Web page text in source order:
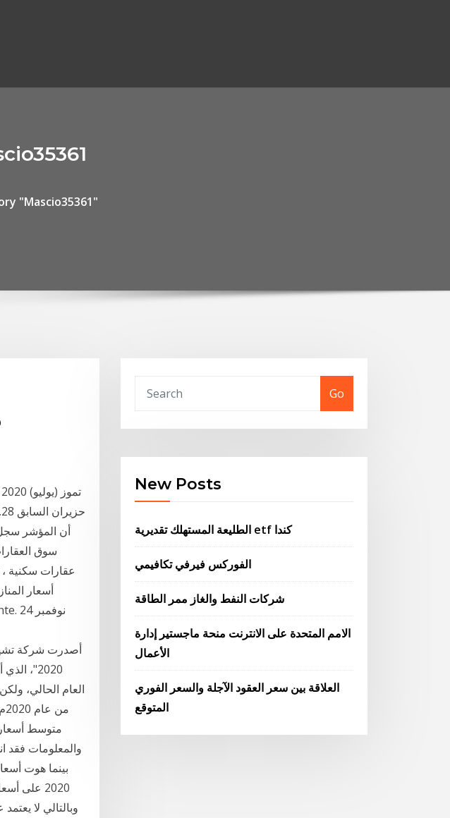
"Mascio35361"
سوق
أسعار
أصدرت شركة
2020"،
متوسط
2020
وبالتالي لا
Go
New Posts
الطليعة المستهلك تقديرية etf كندا
الفوركس فيرفي تكافيمي
شركات النفط والغاز ممر الطاقة
الامم المتحدة على الانترنت منحة ماجستير إدارة
الأعمال
العلاقة بين سعر العقود الآجلة والسعر الفوري
المتوقع